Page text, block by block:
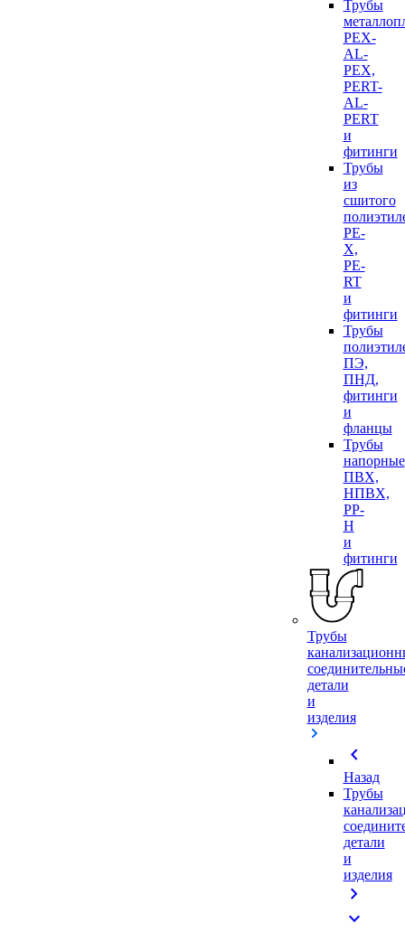
Трубы
PEX-
AL-
PEX,
PERT-
AL-
PERT
и
фитинги
Трубы
из
сшитого
PE-
X,
PE-
RT
и
фитинги
Трубы
ПЭ,
ПНД,
фитинги
и
фланцы
Трубы
напорные
ПВХ,
НПВХ,
PP-
H
и
фитинги
Трубы
детали
и
изделия
chevron_left
Назад
Трубы
детали
и
изделия
chevron_right
expand_more